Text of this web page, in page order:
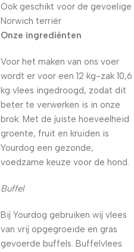
Ook geschikt voor de gevoelige
Norwich terriër
Onze ingrediënten
Voor het maken van ons voer
wordt er voor een 12 kg-zak 10,6
kg vlees ingedroogd, zodat dit
beter te verwerken is in onze
brok. Met de juiste hoeveelheid
groente, fruit en kruiden is
Yourdog een gezonde,
voedzame keuze voor de hond.
Buffel
Bij Yourdog gebruiken wij vlees
van vrij opgegroeide en gras
gevoerde buffels. Buffelvlees